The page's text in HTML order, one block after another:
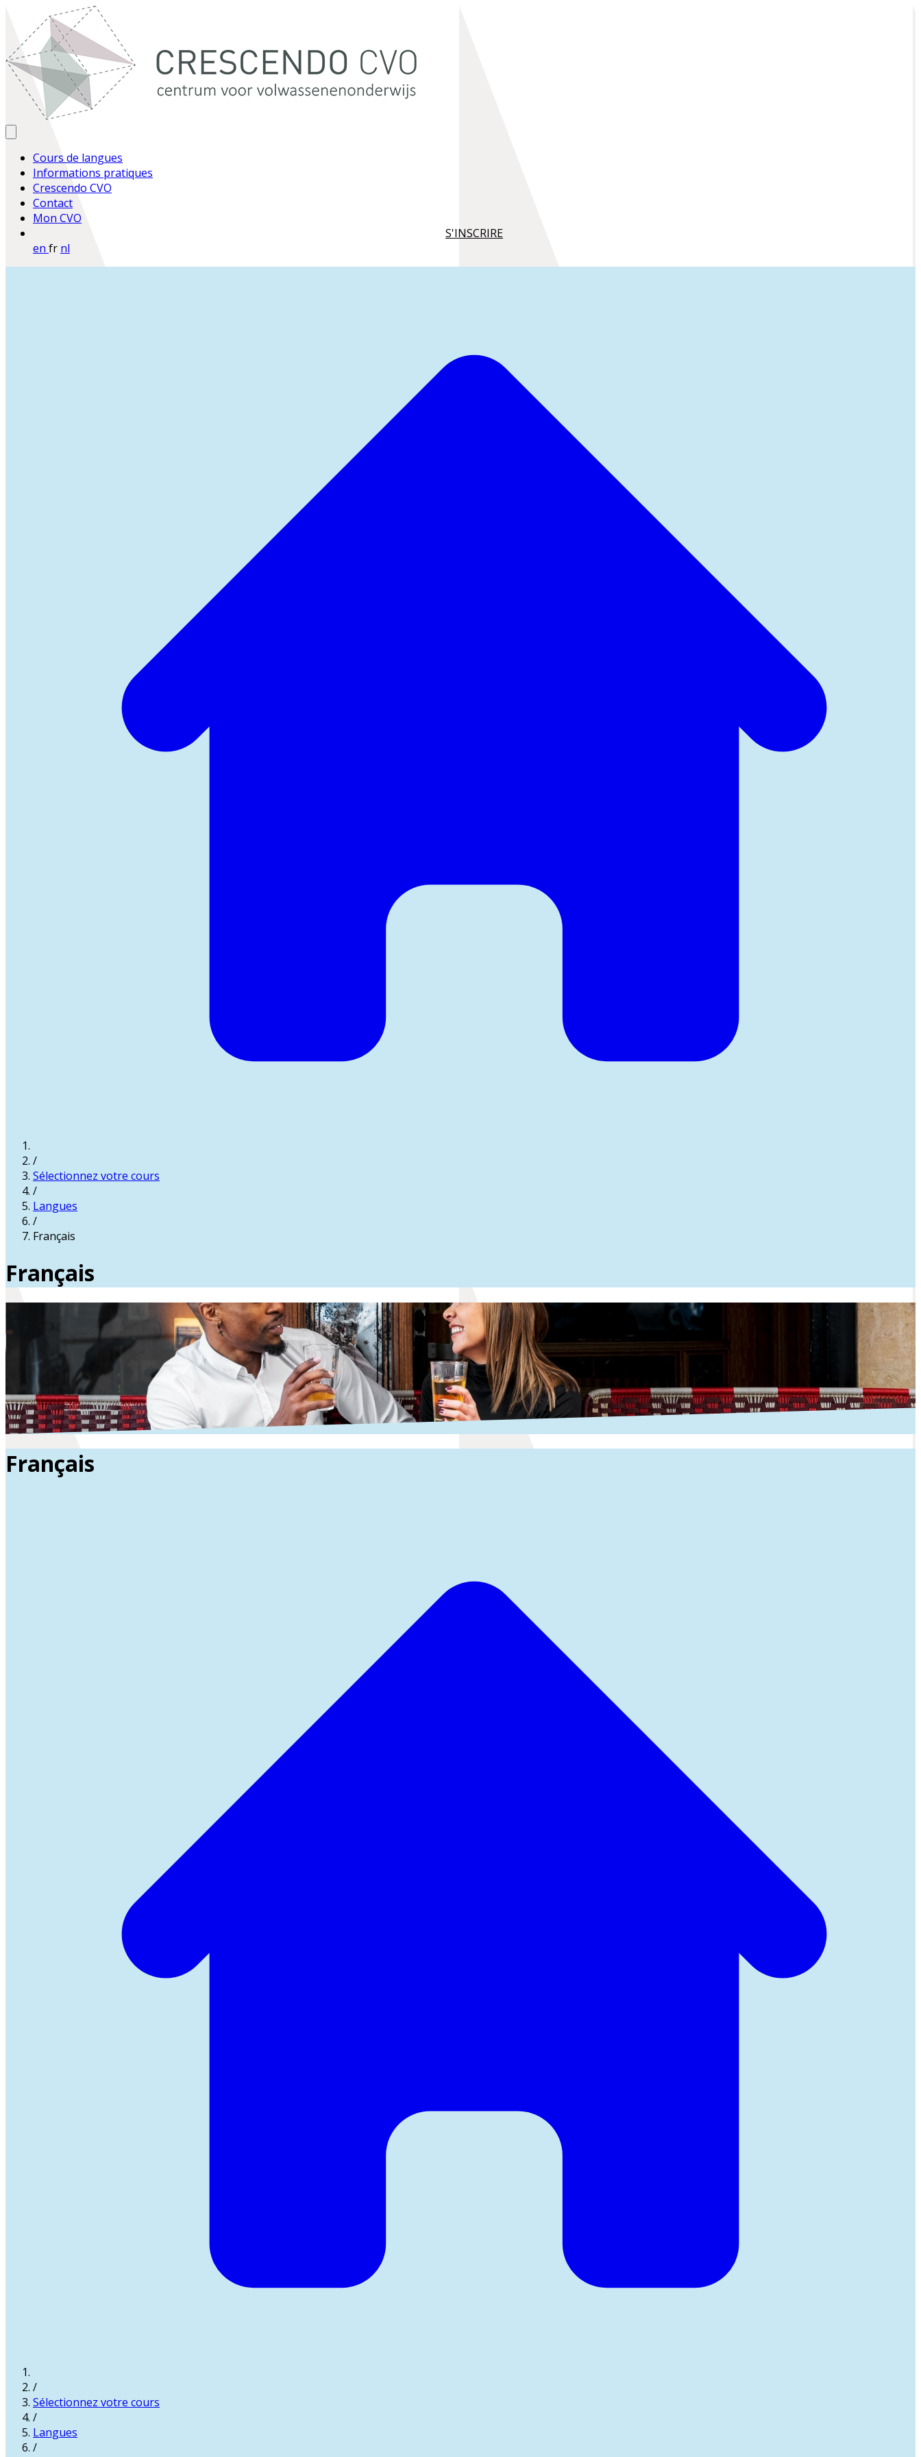
Cours de langues
Informations pratiques
Crescendo CVO
Contact
Mon CVO
S'INSCRIRE
en fr nl
/
Sélectionnez votre cours
/
Langues
/
Français
Français
Français
/
Sélectionnez votre cours
/
Langues
/